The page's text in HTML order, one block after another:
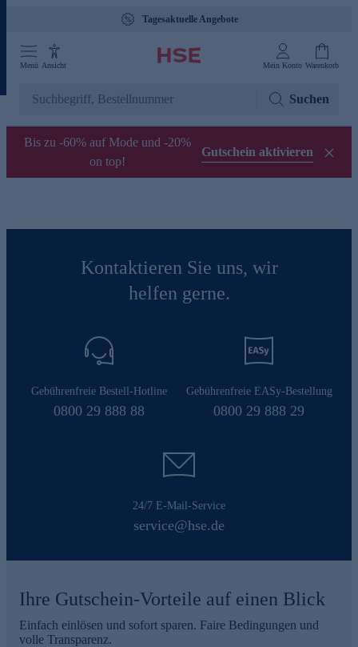
Tagesaktuelle Angebote
Menü Ansicht Mein Konto Warenkorb
Suchen
Bis zu -60% auf Mode und -20%
on top!
Gutschein aktivieren
Kontaktieren Sie uns, wir
helfen gerne.
Gebührenfreie Bestell-Hotline
0800 29 888 88
Gebührenfreie EASy-Bestellung
0800 29 888 29
24/7 E-Mail-Service
service@hse.de
Ihre Gutschein-Vorteile auf einen Blick
Einfach einlösen und sofort sparen. Faire Bedingungen und
volle Transparenz.